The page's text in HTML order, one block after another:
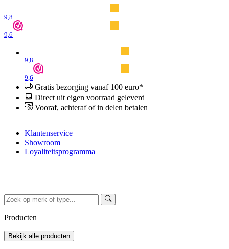
9,8
9,6
9,8
9,6
Gratis bezorging vanaf 100 euro*
Direct uit eigen voorraad geleverd
Vooraf, achteraf of in delen betalen
Klantenservice
Showroom
Loyaliteitsprogramma
Producten